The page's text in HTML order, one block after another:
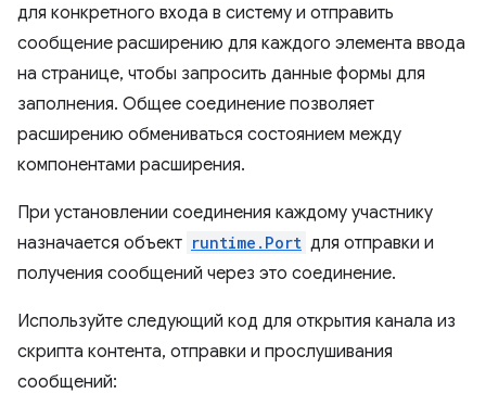
для конкретного входа в систему и отправить
сообщение расширению для каждого элемента ввода
на странице, чтобы запросить данные формы для
заполнения. Общее соединение позволяет
расширению обмениваться состоянием между
компонентами расширения.
При установлении соединения каждому участнику
назначается объект runtime.Port для отправки и
получения сообщений через это соединение.
Используйте следующий код для открытия канала из
скрипта контента, отправки и прослушивания
сообщений: